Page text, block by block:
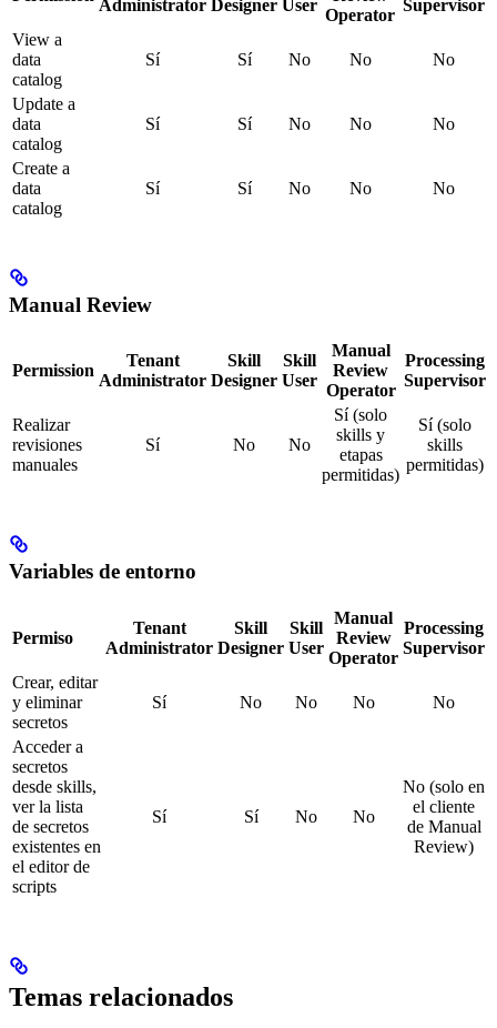
Administrator Designer User
Operator
Supervisor
View a
data
catalog
Sí Sí No No No
Update a
data
catalog
Sí Sí No No No
Create a
data
catalog
Sí Sí No No No
Manual Review
Permission
Tenant
Administrator
Skill
Designer
Skill
User
Manual
Review
Operator
Processing
Supervisor
Realizar
revisiones
manuales
Sí No No
Sí (solo
skills y
etapas
permitidas)
Sí (solo
skills
permitidas)
Variables de entorno
Permiso
Tenant
Administrator
Skill
Designer
Skill
User
Manual
Review
Operator
Processing
Supervisor
Crear, editar
y eliminar
secretos
Sí No No No No
Acceder a
secretos
desde skills,
ver la lista
de secretos
existentes en
el editor de
scripts
Sí Sí No No
No (solo en
el cliente
de Manual
Review)
Temas relacionados